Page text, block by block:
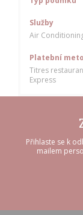
Služby
Air
Platební
Titres
Express
Přihlaste se k
mailem